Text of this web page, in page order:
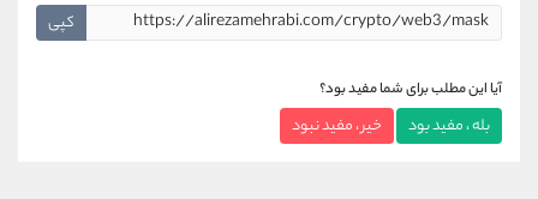
کپی
آیا این مطلب برای شما مفید بود؟
بله ، مفید بود خیر ، مفید نبود